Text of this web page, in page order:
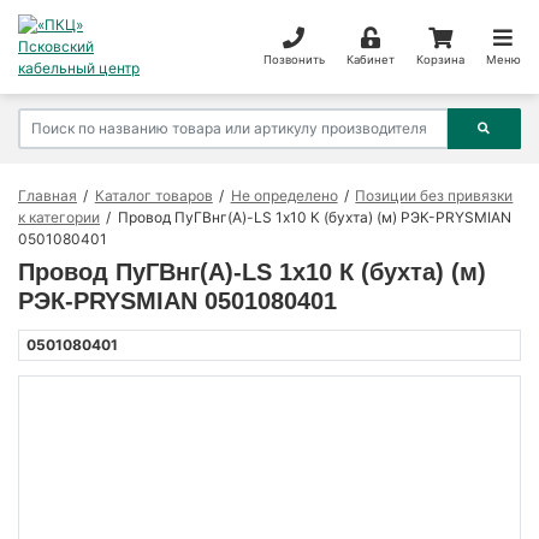
Позвонить Кабинет Корзина Меню
Главная Каталог товаров Не определено
Позиции без привязки
к категории
Провод ПуГВнг(А)-LS 1х10 К (бухта) (м) РЭК-PRYSMIAN
0501080401
Провод ПуГВнг(А)-LS 1х10 К (бухта) (м)
РЭК-PRYSMIAN 0501080401
0501080401